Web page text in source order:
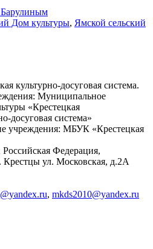
Барулиным
Дом культуры, Ямской сельский
культурно-досуговая система.
Муниципальное
«Крестецкая
досуговая система»
учреждения: МБУК «Крестецкая
Федерация,
Крестцы ул. Московская, д.2А
, mkds2010@yandex.ru